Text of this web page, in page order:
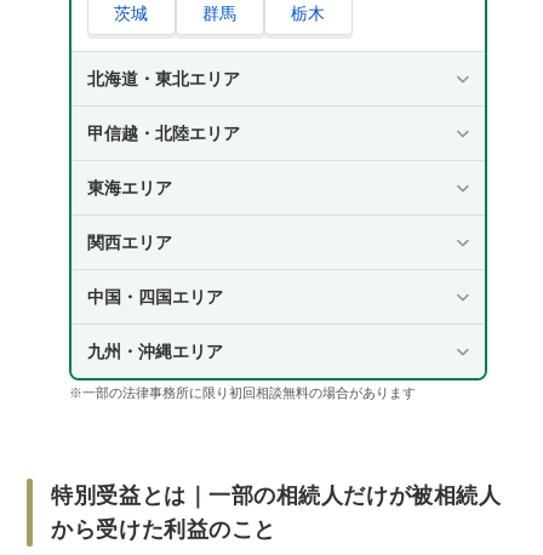
特別受益の主張期限は相続開始から10年
めのステップ
STEP①：みなし相続財産の総額を算出する
STEP②：みなし相続財産を法定相続分に基
づいて分割する
相続分を確定する
特別受益を示すための具体的な証拠の一例
特別受益を示すための証拠を集めるためのステ
ップ
STEP②：遺産分割調停を申し立てる
STEP③：遺産分割審判へ移行する
茨城 群馬 栃木
北海道・東北エリア
甲信越・北陸エリア
東海エリア
関西エリア
中国・四国エリア
九州・沖縄エリア
※一部の法律事務所に限り初回相談無料の場合があります
特別受益とは｜一部の相続人だけが被相続人
から受けた利益のこと